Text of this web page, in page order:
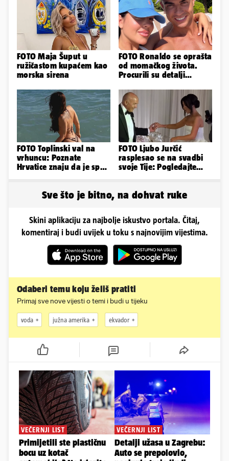
FOTO Maja Šuput u
ružičastom kupaćem kao
morska sirena
FOTO Ronaldo se oprašta
od momačkog života.
Procurili su detalji
FOTO Toplinski val na
vrhuncu: Poznate
Hrvatice znaju da je spas
FOTO Ljubo Jurčić
rasplesao se na svadbi
svoje Tije: Pogledajte
Sve što je bitno, na dohvat ruke
Skini aplikaciju za najbolje iskustvo portala. Čitaj,
komentiraj i budi uvijek u toku s najnovijim vijestima.
Odaberi temu koju želiš pratiti
Primaj sve nove vijesti o temi i budi u tijeku
voda južna amerika ekvador